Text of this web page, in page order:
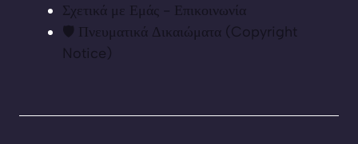
Σχετικά με Εμάς - Επικοινωνία
🛡️ Πνευματικά Δικαιώματα (Copyright
Notice)